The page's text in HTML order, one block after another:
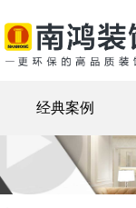
经典案例